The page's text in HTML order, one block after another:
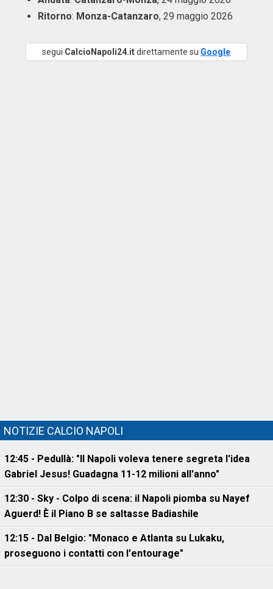
Ritorno: Monza-Catanzaro, 29 maggio 2026
segui CalcioNapoli24.itdirettamente su Google
NOTIZIE CALCIO NAPOLI
12:45 - Pedullà: "Il Napoli voleva tenere segreta l'idea
Gabriel Jesus! Guadagna 11-12 milioni all'anno"
12:30 - Sky - Colpo di scena: il Napoli piomba su Nayef
Aguerd! È il Piano B se saltasse Badiashile
12:15 - Dal Belgio: "Monaco e Atlanta su Lukaku,
proseguono i contatti con l'entourage"